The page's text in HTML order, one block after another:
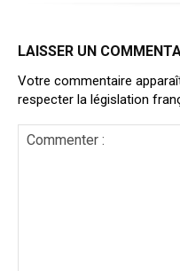
LAISSER UN
Votre commentaire
respecter la législation